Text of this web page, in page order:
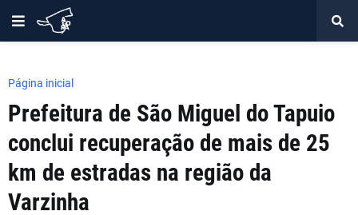
Página inicial
Prefeitura de São Miguel do Tapuio
conclui recuperação de mais de 25
km de estradas na região da
Varzinha